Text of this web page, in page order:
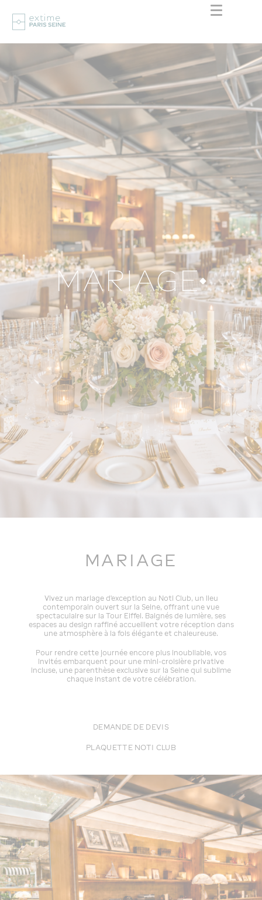
MARIAGE
MARIAGE
Vivez un mariage d’exception au Noti Club, un lieu
contemporain ouvert sur la Seine, offrant une vue
spectaculaire sur la Tour Eiffel. Baignés de lumière, ses
espaces au design raffiné accueillent votre réception dans
une atmosphère à la fois élégante et chaleureuse.
Pour rendre cette journée encore plus inoubliable, vos
invités embarquent pour une mini-croisière privative
incluse, une parenthèse exclusive sur la Seine qui sublime
chaque instant de votre célébration.
DEMANDE DE DEVIS
PLAQUETTE NOTI CLUB